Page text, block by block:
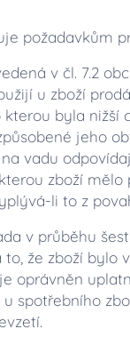
požadavkům
v čl. 7.2
u zboží
kterou byla nižší
jeho
vadu
zboží mělo
li to z
v průběhu
to, že zboží bylo
oprávněn
spotřebního